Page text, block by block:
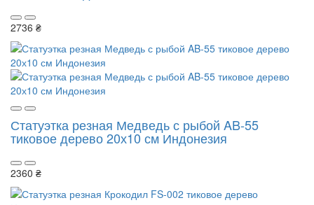
2736 ₴
Статуэтка резная Медведь с рыбой AB-55
тиковое дерево 20х10 см Индонезия
2360 ₴